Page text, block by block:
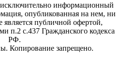
информационный
опубликованная на нем, ни
является публичной офертой,
п.2 с.437 Гражданского кодекса
РФ.
Копирование запрещено.